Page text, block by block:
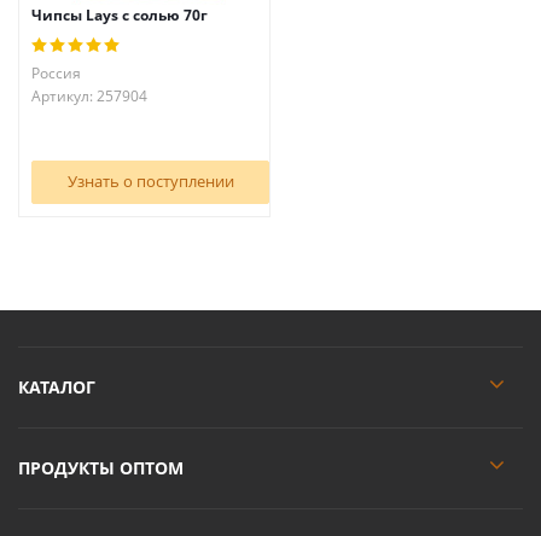
Чипсы Lays с солью 70г
Россия
Артикул: 257904
Узнать о поступлении
КАТАЛОГ
ПРОДУКТЫ ОПТОМ